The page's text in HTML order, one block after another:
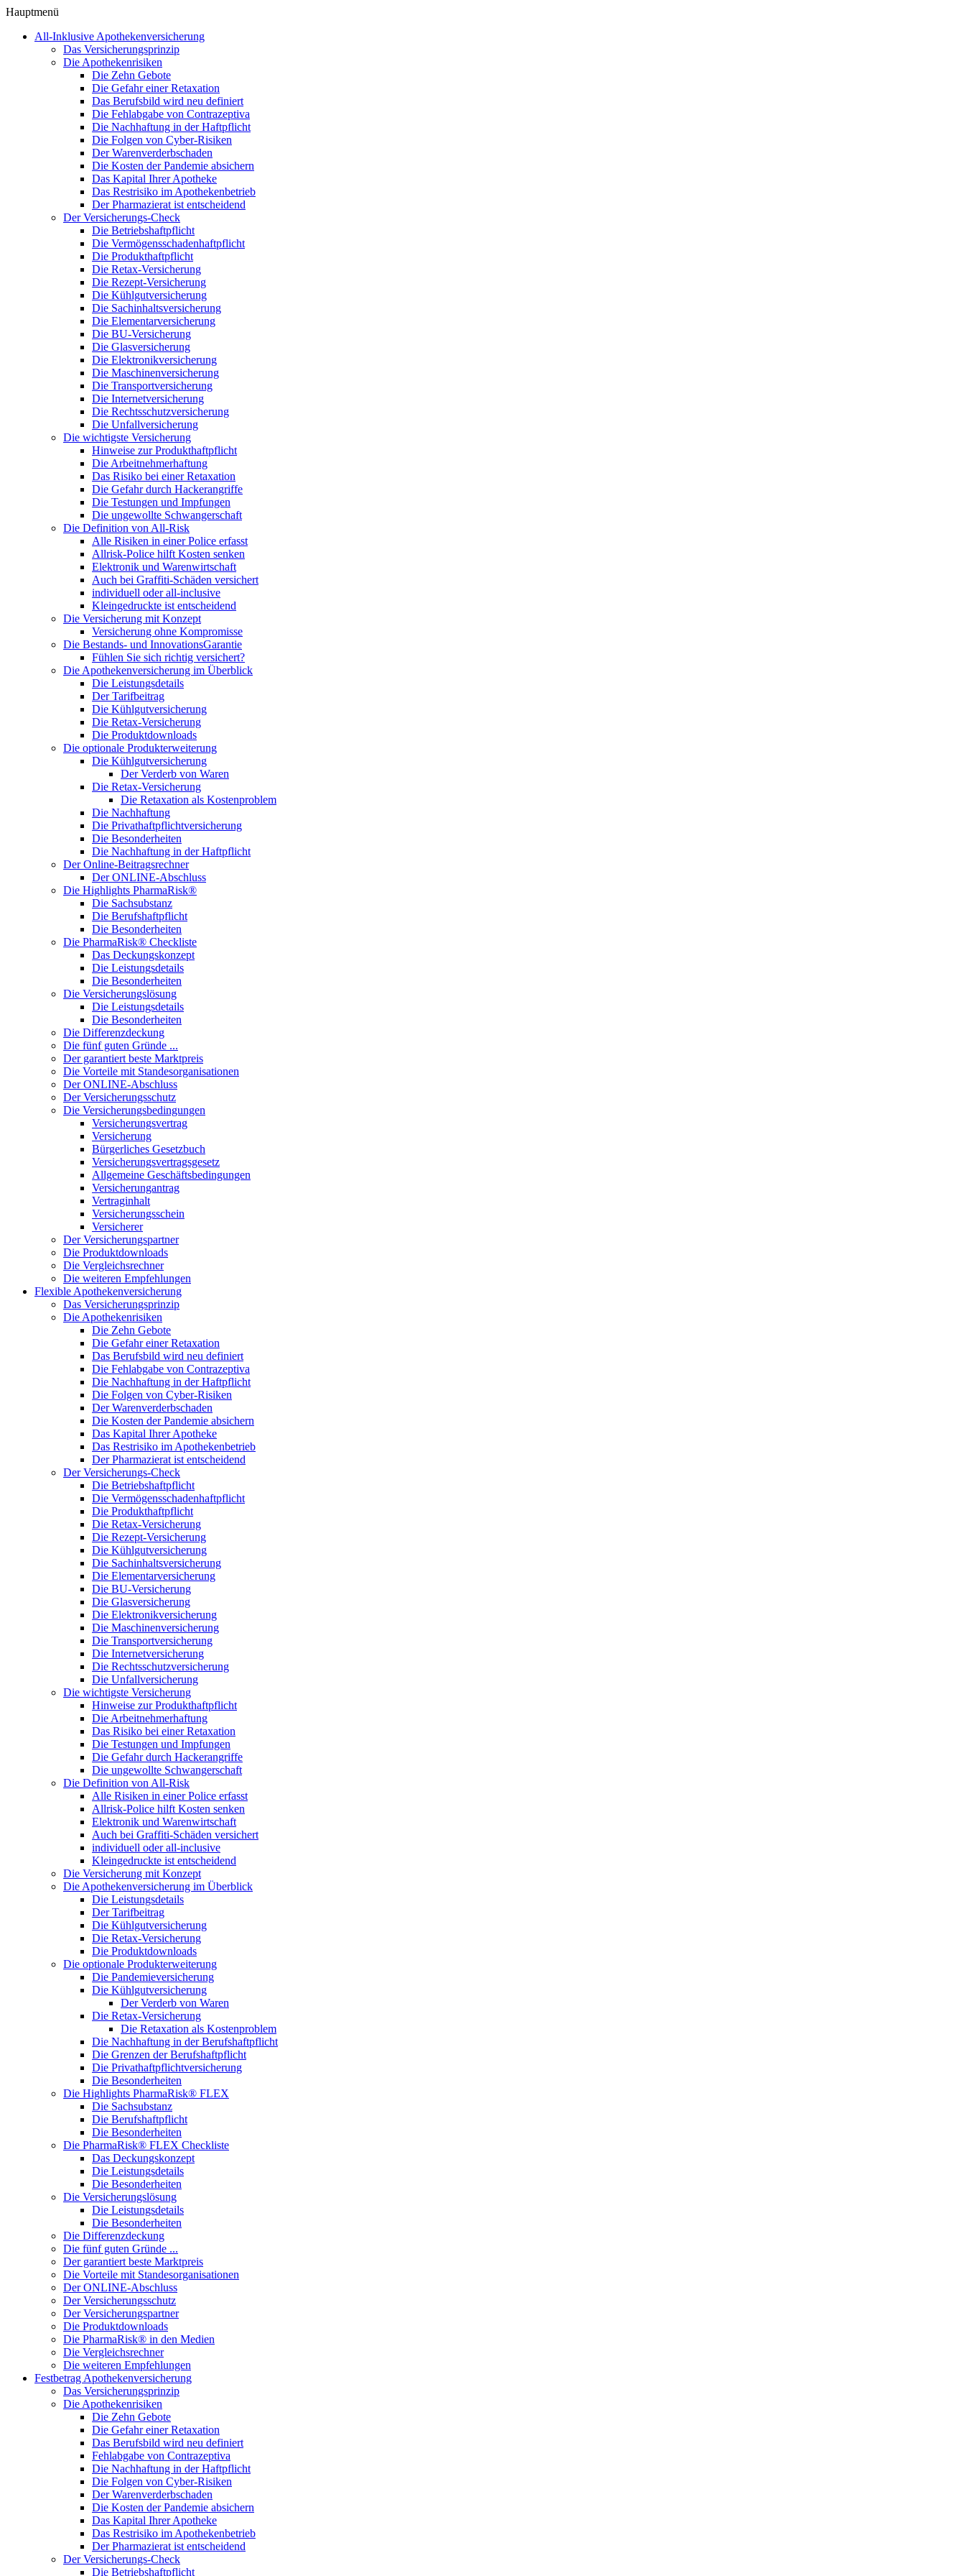
Hauptmenü
All-Inklusive Apothekenversicherung
Das Versicherungsprinzip
Die Apothekenrisiken
Die Zehn Gebote
Die Gefahr einer Retaxation
Das Berufsbild wird neu definiert
Die Fehlabgabe von Contrazeptiva
Die Nachhaftung in der Haftpflicht
Die Folgen von Cyber-Risiken
Der Warenverderbschaden
Die Kosten der Pandemie absichern
Das Kapital Ihrer Apotheke
Das Restrisiko im Apothekenbetrieb
Der Pharmazierat ist entscheidend
Der Versicherungs-Check
Die Betriebshaftpflicht
Die Vermögensschadenhaftpflicht
Die Produkthaftpflicht
Die Retax-Versicherung
Die Rezept-Versicherung
Die Kühlgutversicherung
Die Sachinhaltsversicherung
Die Elementarversicherung
Die BU-Versicherung
Die Glasversicherung
Die Elektronikversicherung
Die Maschinenversicherung
Die Transportversicherung
Die Internetversicherung
Die Rechtsschutzversicherung
Die Unfallversicherung
Die wichtigste Versicherung
Hinweise zur Produkthaftpflicht
Die Arbeitnehmerhaftung
Das Risiko bei einer Retaxation
Die Gefahr durch Hackerangriffe
Die Testungen und Impfungen
Die ungewollte Schwangerschaft
Die Definition von All-Risk
Alle Risiken in einer Police erfasst
Allrisk-Police hilft Kosten senken
Elektronik und Warenwirtschaft
Auch bei Graffiti-Schäden versichert
individuell oder all-inclusive
Kleingedruckte ist entscheidend
Die Versicherung mit Konzept
Versicherung ohne Kompromisse
Die Bestands- und InnovationsGarantie
Fühlen Sie sich richtig versichert?
Die Apothekenversicherung im Überblick
Die Leistungsdetails
Der Tarifbeitrag
Die Kühlgutversicherung
Die Retax-Versicherung
Die Produktdownloads
Die optionale Produkterweiterung
Die Kühlgutversicherung
Der Verderb von Waren
Die Retax-Versicherung
Die Retaxation als Kostenproblem
Die Nachhaftung
Die Privathaftpflichtversicherung
Die Besonderheiten
Die Nachhaftung in der Haftpflicht
Der Online-Beitragsrechner
Der ONLINE-Abschluss
Die Highlights PharmaRisk®
Die Sachsubstanz
Die Berufshaftpflicht
Die Besonderheiten
Die PharmaRisk® Checkliste
Das Deckungskonzept
Die Leistungsdetails
Die Besonderheiten
Die Versicherungslösung
Die Leistungsdetails
Die Besonderheiten
Die Differenzdeckung
Die fünf guten Gründe ...
Der garantiert beste Marktpreis
Die Vorteile mit Standesorganisationen
Der ONLINE-Abschluss
Der Versicherungsschutz
Die Versicherungsbedingungen
Versicherungsvertrag
Versicherung
Bürgerliches Gesetzbuch
Versicherungsvertragsgesetz
Allgemeine Geschäftsbedingungen
Versicherungantrag
Vertraginhalt
Versicherungsschein
Versicherer
Der Versicherungspartner
Die Produktdownloads
Die Vergleichsrechner
Die weiteren Empfehlungen
Flexible Apothekenversicherung
Das Versicherungsprinzip
Die Apothekenrisiken
Die Zehn Gebote
Die Gefahr einer Retaxation
Das Berufsbild wird neu definiert
Die Fehlabgabe von Contrazeptiva
Die Nachhaftung in der Haftpflicht
Die Folgen von Cyber-Risiken
Der Warenverderbschaden
Die Kosten der Pandemie absichern
Das Kapital Ihrer Apotheke
Das Restrisiko im Apothekenbetrieb
Der Pharmazierat ist entscheidend
Der Versicherungs-Check
Die Betriebshaftpflicht
Die Vermögensschadenhaftpflicht
Die Produkthaftpflicht
Die Retax-Versicherung
Die Rezept-Versicherung
Die Kühlgutversicherung
Die Sachinhaltsversicherung
Die Elementarversicherung
Die BU-Versicherung
Die Glasversicherung
Die Elektronikversicherung
Die Maschinenversicherung
Die Transportversicherung
Die Internetversicherung
Die Rechtsschutzversicherung
Die Unfallversicherung
Die wichtigste Versicherung
Hinweise zur Produkthaftpflicht
Die Arbeitnehmerhaftung
Das Risiko bei einer Retaxation
Die Testungen und Impfungen
Die Gefahr durch Hackerangriffe
Die ungewollte Schwangerschaft
Die Definition von All-Risk
Alle Risiken in einer Police erfasst
Allrisk-Police hilft Kosten senken
Elektronik und Warenwirtschaft
Auch bei Graffiti-Schäden versichert
individuell oder all-inclusive
Kleingedruckte ist entscheidend
Die Versicherung mit Konzept
Die Apothekenversicherung im Überblick
Die Leistungsdetails
Der Tarifbeitrag
Die Kühlgutversicherung
Die Retax-Versicherung
Die Produktdownloads
Die optionale Produkterweiterung
Die Pandemieversicherung
Die Kühlgutversicherung
Der Verderb von Waren
Die Retax-Versicherung
Die Retaxation als Kostenproblem
Die Nachhaftung in der Berufshaftpflicht
Die Grenzen der Berufshaftpflicht
Die Privathaftpflichtversicherung
Die Besonderheiten
Die Highlights PharmaRisk® FLEX
Die Sachsubstanz
Die Berufshaftpflicht
Die Besonderheiten
Die PharmaRisk® FLEX Checkliste
Das Deckungskonzept
Die Leistungsdetails
Die Besonderheiten
Die Versicherungslösung
Die Leistungsdetails
Die Besonderheiten
Die Differenzdeckung
Die fünf guten Gründe ...
Der garantiert beste Marktpreis
Die Vorteile mit Standesorganisationen
Der ONLINE-Abschluss
Der Versicherungsschutz
Der Versicherungspartner
Die Produktdownloads
Die PharmaRisk® in den Medien
Die Vergleichsrechner
Die weiteren Empfehlungen
Festbetrag Apothekenversicherung
Das Versicherungsprinzip
Die Apothekenrisiken
Die Zehn Gebote
Die Gefahr einer Retaxation
Das Berufsbild wird neu definiert
Fehlabgabe von Contrazeptiva
Die Nachhaftung in der Haftpflicht
Die Folgen von Cyber-Risiken
Der Warenverderbschaden
Die Kosten der Pandemie absichern
Das Kapital Ihrer Apotheke
Das Restrisiko im Apothekenbetrieb
Der Pharmazierat ist entscheidend
Der Versicherungs-Check
Die Betriebshaftpflicht